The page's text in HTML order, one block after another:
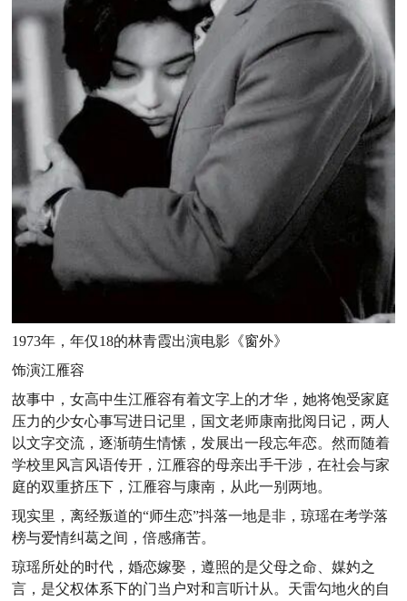
1973年，年仅18的林青霞出演电影《窗外》
饰演江雁容
故事中，女高中生江雁容有着文字上的才华，她将饱受家庭
压力的少女心事写进日记里，国文老师康南批阅日记，两人
以文字交流，逐渐萌生情愫，发展出一段忘年恋。然而随着
学校里风言风语传开，江雁容的母亲出手干涉，在社会与家
庭的双重挤压下，江雁容与康南，从此一别两地。
现实里，离经叛道的“师生恋”抖落一地是非，琼瑶在考学落
榜与爱情纠葛之间，倍感痛苦。
琼瑶所处的时代，婚恋嫁娶，遵照的是父母之命、媒妁之
言，是父权体系下的门当户对和言听计从。天雷勾地火的自